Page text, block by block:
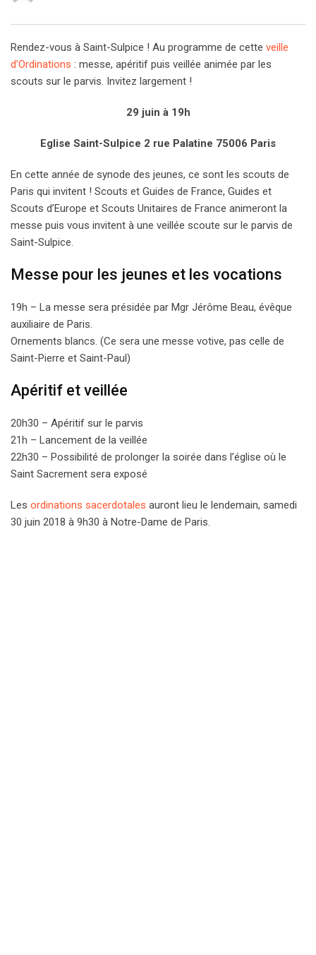
Rendez-vous à Saint-Sulpice ! Au programme de cette veille
d’Ordinations : messe, apéritif puis veillée animée par les
scouts sur le parvis. Invitez largement !
29 juin à 19h
Eglise Saint-Sulpice 2 rue Palatine 75006 Paris
En cette année de synode des jeunes, ce sont les scouts de
Paris qui invitent ! Scouts et Guides de France, Guides et
Scouts d’Europe et Scouts Unitaires de France animeront la
messe puis vous invitent à une veillée scoute sur le parvis de
Saint-Sulpice.
Messe pour les jeunes et les vocations
19h – La messe sera présidée par Mgr Jérôme Beau, évêque
auxiliaire de Paris.
Ornements blancs. (Ce sera une messe votive, pas celle de
Saint-Pierre et Saint-Paul)
Apéritif et veillée
20h30 – Apéritif sur le parvis
21h – Lancement de la veillée
22h30 – Possibilité de prolonger la soirée dans l’église où le
Saint Sacrement sera exposé
Les ordinations sacerdotales auront lieu le lendemain, samedi
30 juin 2018 à 9h30 à Notre-Dame de Paris.